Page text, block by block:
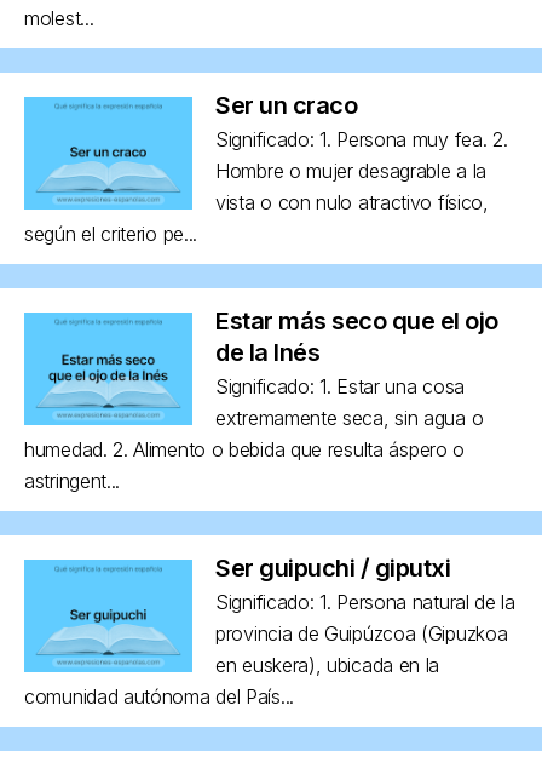
molest...
Ser un craco
Significado: 1. Persona muy fea. 2.
Hombre o mujer desagrable a la
vista o con nulo atractivo físico,
según el criterio pe...
Estar más seco que el ojo
de la Inés
Significado: 1. Estar una cosa
extremamente seca, sin agua o
humedad. 2. Alimento o bebida que resulta áspero o
astringent...
Ser guipuchi / giputxi
Significado: 1. Persona natural de la
provincia de Guipúzcoa (Gipuzkoa
en euskera), ubicada en la
comunidad autónoma del País...